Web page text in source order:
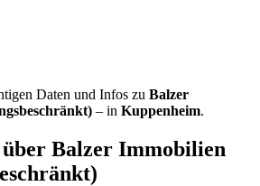
Daten und Infos zu Balzer
– in Kuppenheim.
Balzer Immobilien